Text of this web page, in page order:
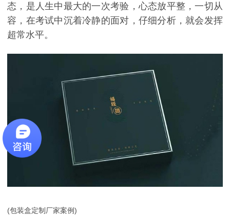
态，是人生中最大的一次考验，心态放平整，一切从
容，在考试中沉着冷静的面对，仔细分析，就会发挥
超常水平。
(包装盒定制厂家案例)